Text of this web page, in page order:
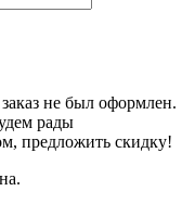
не был оформлен.
рады
предложить скидку!